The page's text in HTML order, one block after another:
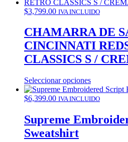
$3,799.00 IVA INCLUIDO
CHAMARRA DE
CINCINNATI
CLASSICS S /
Seleccionar opciones
$6,399.00 IVA INCLUIDO
Supreme
Sweatshirt